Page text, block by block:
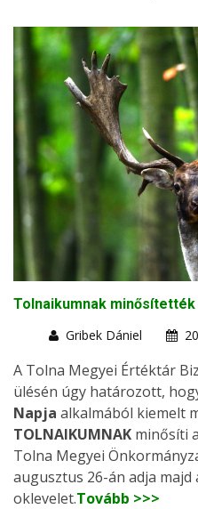
Tolnaikumnak
Gribek Dániel
A Tolna Megyei Értéktár
ülésén úgy határozott,
Napja alkalmából kiemelt
TOLNAIKUMNAK minősíti
Tolna Megyei
augusztus 26-án adja
oklevelet.Tovább >>>